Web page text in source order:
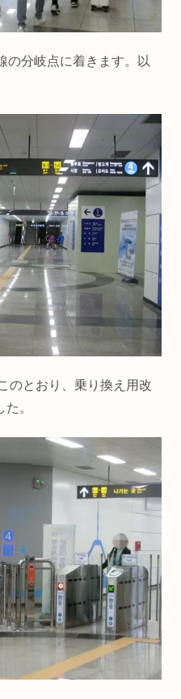
の分岐点に着きます。以
のとおり、乗り換え用改
。